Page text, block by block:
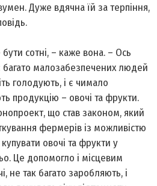
Дуже вдячна їй за терпіння,
сотні, – каже вона. – Ось
багато малозабезпечених людей
голодують, і є чимало
продукцію – овочі та фрукти.
що став законом, який
фермерів із можливістю
овочі та фрукти у
Це допомогло і місцевим
не так багато заробляють, і